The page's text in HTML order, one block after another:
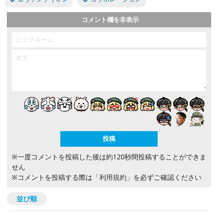
コメント欄を非表示
※一度コメントを投稿した後は約120秒間投稿することができま
せん
※コメントを投稿する際は 「利用規約」 を必ずご確認ください
並び順